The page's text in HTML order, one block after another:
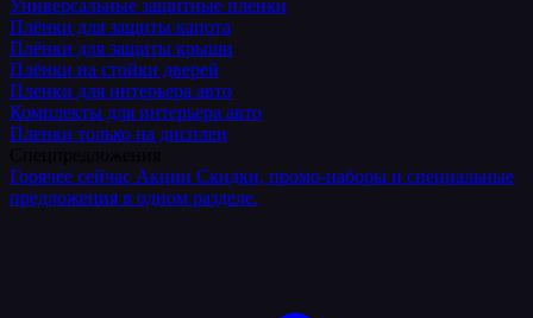
Универсальные защитные пленки
Плёнки для защиты капота
Плёнки для защиты крыши
Плёнки на стойки дверей
Пленки для интерьера авто
Комплекты для интерьера авто
Пленки только на дисплеи
Горячее сейчас Акции Скидки, промо-наборы и специальные
предложения в одном разделе.